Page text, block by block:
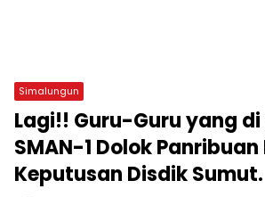
Simalungun
Lagi!! Guru-Guru yang
SMAN-1 Dolok
Keputusan Disdik Sumut.